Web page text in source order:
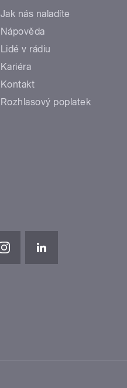
Jak nás naladíte
Nápověda
Lidé v rádiu
Kariéra
Kontakt
Rozhlasový poplatek